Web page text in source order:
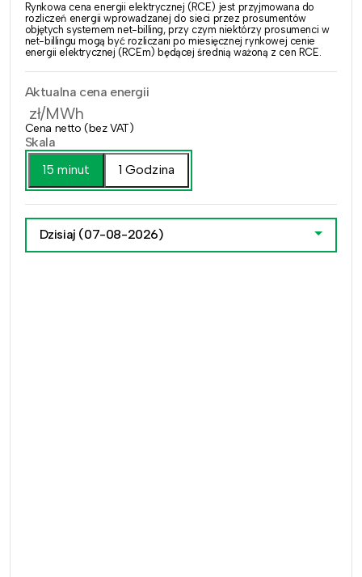
Rynkowa cena energii elektrycznej (RCE) jest przyjmowana do
rozliczeń energii wprowadzanej do sieci przez prosumentów
objętych systemem net-billing, przy czym niektórzy prosumenci w
net-billingu mogą być rozliczani po miesięcznej rynkowej cenie
energii elektrycznej (RCEm) będącej średnią ważoną z cen RCE.
Aktualna cena energii
zł/MWh
Cena netto (bez VAT)
Skala
15 minut
1 Godzina
Dzisiaj (07-08-2026)